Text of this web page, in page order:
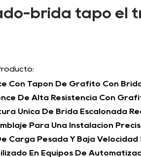
brida tapó el
Con Tapón De Grafito Con
De Alta Resistencia Con
Única De Brida Escalonada
Para Una Instalación
Carga Pesada Y Baja
En Equipos De